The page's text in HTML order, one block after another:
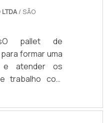
LTDA/ SÃO
pallet de
formar uma
e atender os
trabalho com
o meio
em